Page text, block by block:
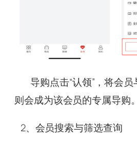
导购点击“认领”，将会员
则会成为该会员的专属导购。
2、会员搜索与筛选查询